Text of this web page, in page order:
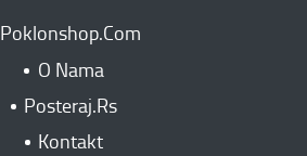
Poklonshop.Com
O Nama
Posteraj.Rs
Kontakt